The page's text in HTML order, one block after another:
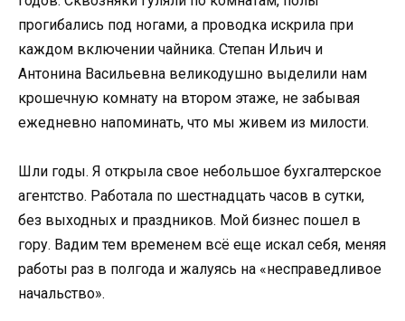
прогибались под ногами, а проводка искрила при
каждом включении чайника. Степан Ильич и
Антонина Васильевна великодушно выделили нам
крошечную комнату на втором этаже, не забывая
ежедневно напоминать, что мы живем из милости.
Шли годы. Я открыла свое небольшое бухгалтерское
агентство. Работала по шестнадцать часов в сутки,
без выходных и праздников. Мой бизнес пошел в
гору. Вадим тем временем всё еще искал себя, меняя
работы раз в полгода и жалуясь на «несправедливое
начальство».